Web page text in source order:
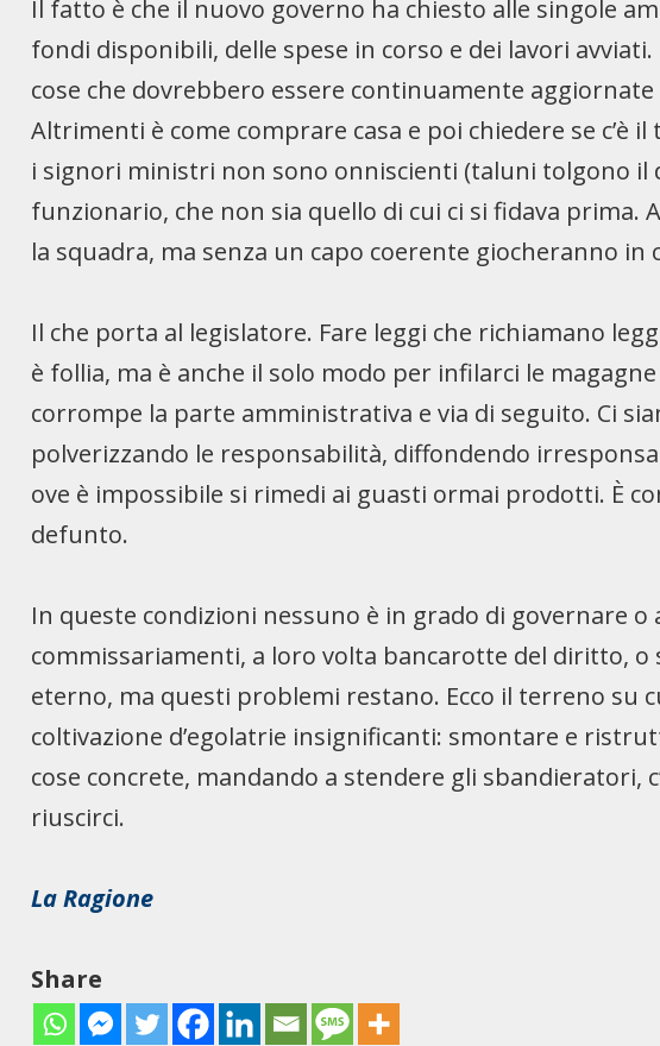
Il fatto è che il nuovo governo ha chiesto alle singole
fondi disponibili, delle spese in corso e dei lavori
cose che dovrebbero essere continuamente
Altrimenti è come comprare casa e poi chiedere se c’è
i signori ministri non sono onniscienti (taluni tolgono il
funzionario, che non sia quello di cui ci si fidava
la squadra, ma senza un capo coerente giocheranno in
Il che porta al legislatore. Fare leggi che richiamano
è follia, ma è anche il solo modo per infilarci le
corrompe la parte amministrativa e via di seguito. Ci
polverizzando le responsabilità, diffondendo
ove è impossibile si rimedi ai guasti ormai prodotti. È
defunto.
In queste condizioni nessuno è in grado di governare
commissariamenti, a loro volta bancarotte del diritto, o
eterno, ma questi problemi restano. Ecco il terreno su
coltivazione d’egolatrie insignificanti: smontare e
cose concrete, mandando a stendere gli sbandieratori,
riuscirci.
La Ragione
Share